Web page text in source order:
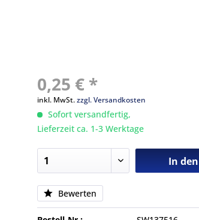
0,25 € *
inkl. MwSt.zzgl. Versandkosten
Sofort versandfertig,
Lieferzeit ca. 1-3 Werktage
In den
Bewerten